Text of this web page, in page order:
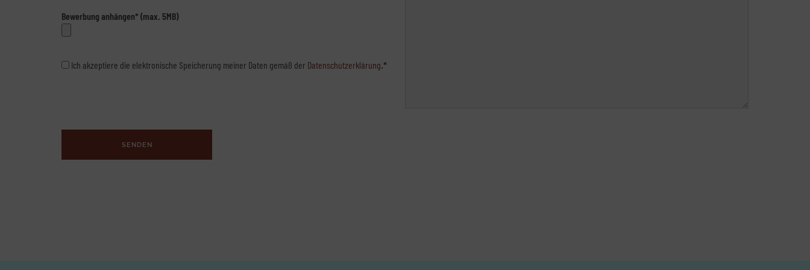
Bewerbung anhängen* (max. 5MB)
Ich akzeptiere die elektronische Speicherung meiner Daten gemäß der Datenschutzerklärung .*